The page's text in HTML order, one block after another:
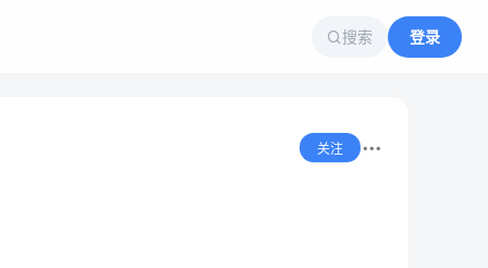
搜索 登录
关注